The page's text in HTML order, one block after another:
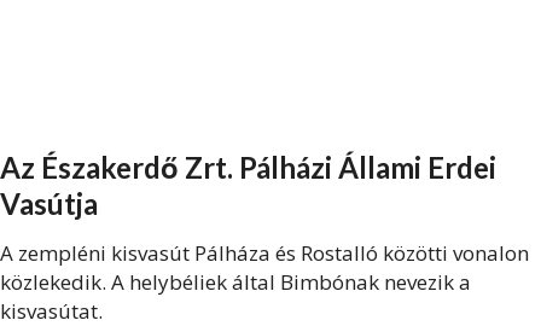
Az Északerdő Zrt. Pálházi Állami Erdei
Vasútja
A zempléni kisvasút Pálháza és Rostalló közötti vonalon
közlekedik. A helybéliek által Bimbónak nevezik a
kisvasútat.